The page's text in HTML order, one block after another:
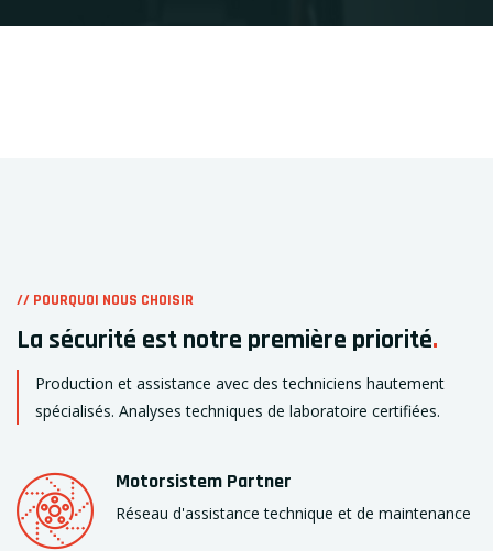
// POURQUOI NOUS CHOISIR
La sécurité est notre première priorité.
Production et assistance avec des techniciens hautement
spécialisés. Analyses techniques de laboratoire certifiées.
Motorsistem Partner
Réseau d'assistance technique et de maintenance